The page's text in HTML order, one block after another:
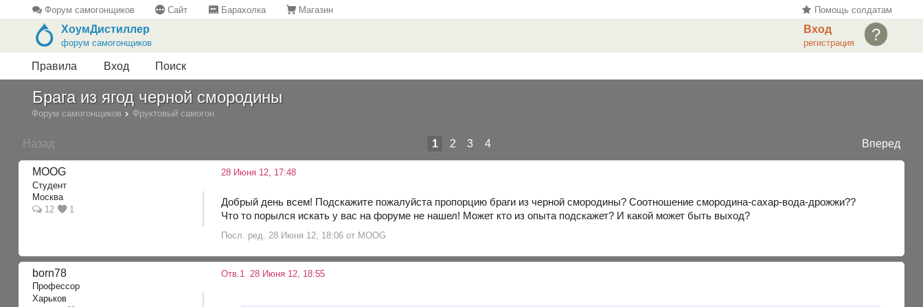
Форум самогонщиков Сайт Барахолка Магазин Помощь солдатам
?
Вход
регистрация
ХоумДистиллер
форум самогонщиков
Правила Вход Поиск
Брага из ягод черной смородины
Форум самогонщиков Фруктовый самогон
Назад Вперед
1 2 3 4
MOOG
Студент
Москва
12
1
28 Июня 12, 17:48
Добрый день всем! Подскажите пожалуйста пропорцию браги из черной смородины? Соотношение смородина-сахар-вода-дрожжи??
Что то порылся искать у вас на форуме не нашел! Может кто из опыта подскажет? И какой может быть выход?
Посл. ред. 28 Июня 12, 18:06 от MOOG
born78
Профессор
Харьков
Отв.1 28 Июня 12, 18:55